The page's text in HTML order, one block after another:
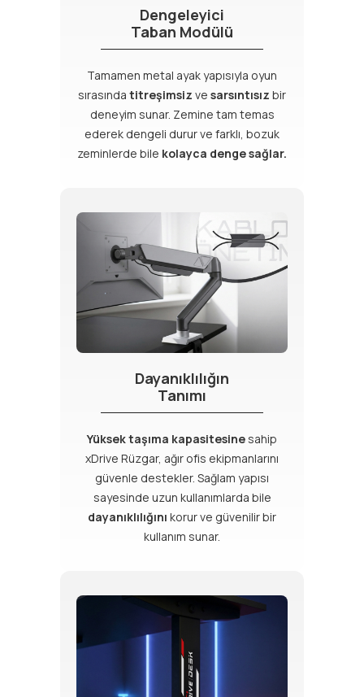
Dengeleyici
Taban Modülü
Tamamen metal ayak yapısıyla oyun
sırasında titreşimsiz ve sarsıntısız bir
deneyim sunar. Zemine tam temas
ederek dengeli durur ve farklı, bozuk
zeminlerde bile kolayca denge sağlar.
Dayanıklılığın
Tanımı
Yüksek taşıma kapasitesine sahip
xDrive Rüzgar, ağır ofis ekipmanlarını
güvenle destekler. Sağlam yapısı
sayesinde uzun kullanımlarda bile
dayanıklılığını korur ve güvenilir bir
kullanım sunar.